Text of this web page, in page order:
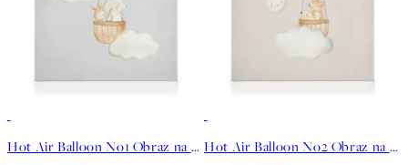
Hot Air Balloon No1 Obraz na płótnie Hot Air Balloon No2 Obraz na płótnie